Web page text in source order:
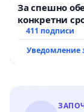
За спешно
конкретни
Мирово - к.к.
411 подписи
Уведомление